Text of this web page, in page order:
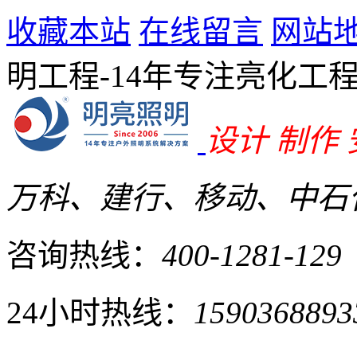
收藏本站 在线留言 网站
明工程-14年专注亮化工
设计 制作
万科、建行、移动、中
咨询热线： 400-1281-129
24小时热线：